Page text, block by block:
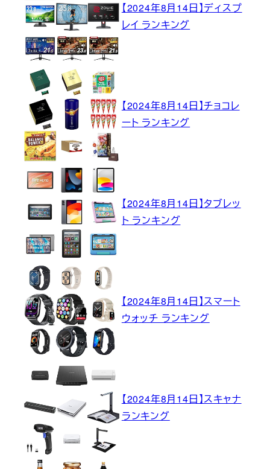
【2024年8月14日】ディスプ
レイ ランキング
【2024年8月14日】チョコレ
ート ランキング
【2024年8月14日】タブレッ
ト ランキング
【2024年8月14日】スマート
ウォッチ ランキング
【2024年8月14日】スキャナ
ランキング